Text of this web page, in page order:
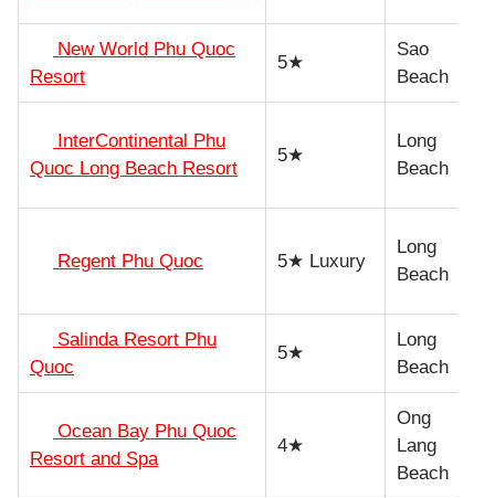
New World Phu Quoc
Resort
5★
Sao
Beach
InterContinental Phu
Quoc Long Beach Resort
5★
Long
Beach
Regent Phu Quoc 5★ Luxury
Long
Beach
Salinda Resort Phu
Quoc
5★
Long
Beach
Ocean Bay Phu Quoc
Resort and Spa
4★
Ong
Lang
Beach